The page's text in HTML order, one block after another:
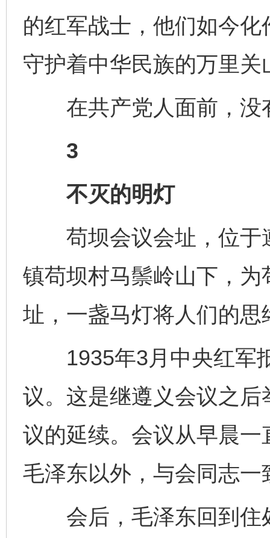
的红军战士，他们如今
守护着中华民族的万里关
在共产党人面前，没
3
不灭的明灯
苟坝会议会址，位于
镇苟坝村马鬃岭山下，
址，一盏马灯将人们的
1935年3月中央红军
议。这是继遵义会议之
议的延续。会议从早晨
毛泽东以外，与会同志
会后，毛泽东回到住